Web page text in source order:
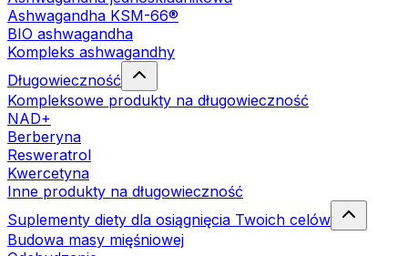
Ashwagandha KSM-66®
BIO ashwagandha
Kompleks ashwagandhy
Długowieczność
Kompleksowe produkty na długowieczność
NAD+
Berberyna
Resweratrol
Kwercetyna
Inne produkty na długowieczność
Suplementy diety dla osiągnięcia Twoich celów
Budowa masy mięśniowej